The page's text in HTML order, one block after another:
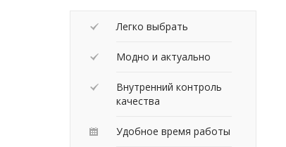
Легко выбрать
Модно и актуально
Внутренний контроль
качества
Удобное время работы